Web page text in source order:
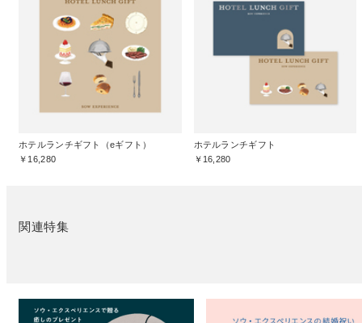
ホテルランチギフト（eギフト）
￥16,280
ホテルランチギフト
￥16,280
関連特集